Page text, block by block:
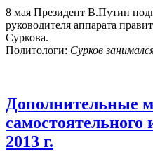
8 мая Президент В.Путин
руководителя аппарата
Суркова.
Политологи: Сурков
Дополнительные
самостоятельного
2013 г.